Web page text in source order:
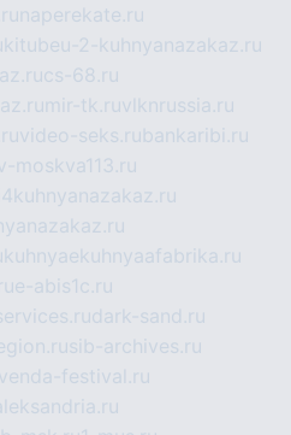
naperekate.ru
kitubeu-2-kuhnyanazakaz.ru
cs-68.ru
mir-tk.ruvlknrussia.ru
video-seks.rubankaribi.ru
moskva113.ru
kuhnyaekuhnyaafabrika.ru
e-abis1c.ru
dark-sand.ru
sib-archives.ru
venda-festival.ru